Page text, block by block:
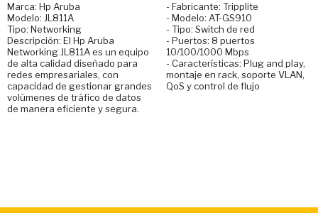
Marca: Hp Aruba
Modelo: JL811A
Tipo: Networking
Descripción: El Hp Aruba
Networking JL811A es un equipo
de alta calidad diseñado para
redes empresariales, con
capacidad de gestionar grandes
volúmenes de tráfico de datos
de manera eficiente y segura.
- Fabricante: Tripplite
- Modelo: AT-GS910
- Tipo: Switch de red
- Puertos: 8 puertos
10/100/1000 Mbps
- Características: Plug and play,
montaje en rack, soporte VLAN,
QoS y control de flujo